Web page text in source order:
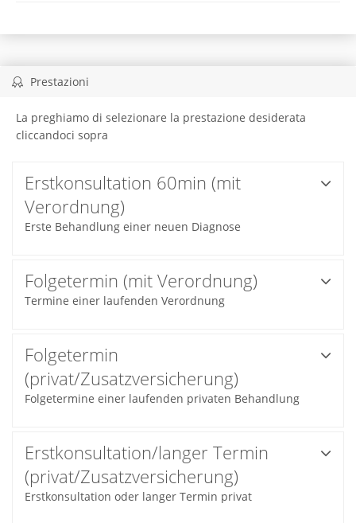
Prestazioni
La preghiamo di selezionare la prestazione desiderata
cliccandoci sopra
Erstkonsultation 60min (mit
Verordnung)
Erste Behandlung einer neuen Diagnose
Folgetermin (mit Verordnung)
Termine einer laufenden Verordnung
Folgetermin
(privat/Zusatzversicherung)
Folgetermine einer laufenden privaten Behandlung
Erstkonsultation/langer Termin
(privat/Zusatzversicherung)
Erstkonsultation oder langer Termin privat